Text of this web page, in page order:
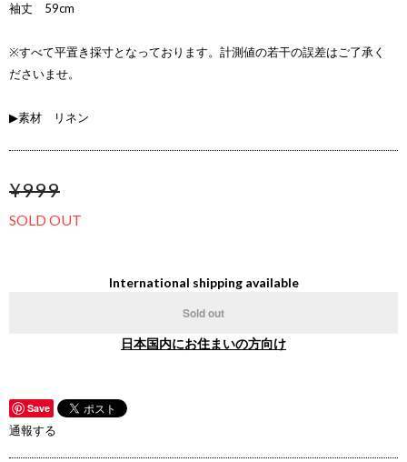
袖丈 59cm
※すべて平置き採寸となっております。計測値の若干の誤差はご了承く
ださいませ。
▶素材 リネン
¥999
SOLD OUT
International shipping available
Sold out
日本国内にお住まいの方向け
Save
通報する